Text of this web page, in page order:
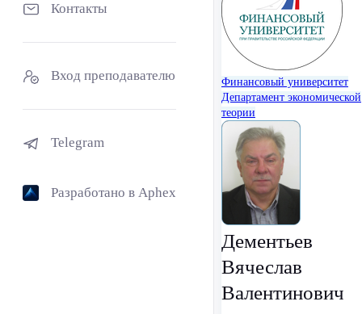
Контакты
Вход преподавателю
Telegram
Разработано в Aphex
Финансовый университет
Департамент экономической
теории
Дементьев
Вячеслав
Валентинович